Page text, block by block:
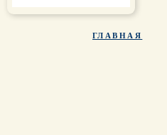
ГЛАВНАЯ